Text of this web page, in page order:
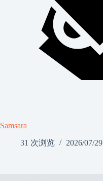
Samsara
31 次浏览
2026/07/29